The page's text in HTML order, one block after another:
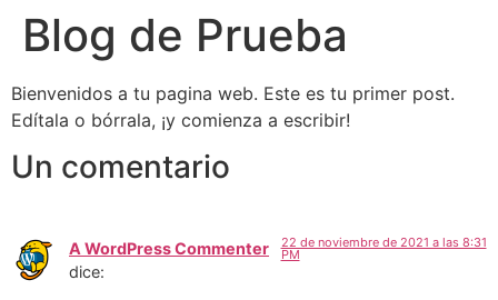
Blog de Prueba
Bienvenidos a tu pagina web. Este es tu primer post.
Edítala o bórrala, ¡y comienza a escribir!
Un comentario
A WordPress Commenter
dice:
22 de noviembre de 2021 a las 8:31
PM